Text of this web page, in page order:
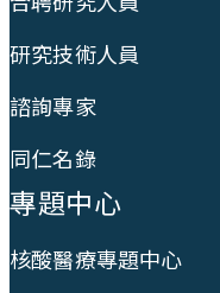
研究技術人員
諮詢專家
同仁名錄
專題中心
核酸醫療專題中心